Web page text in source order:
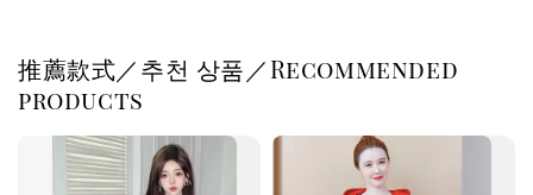
推薦款式／추천 상품／Recommended
products